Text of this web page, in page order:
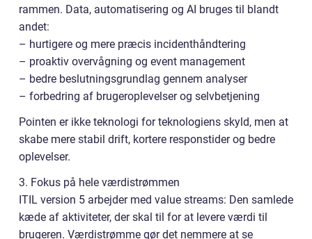
rammen. Data, automatisering og AI bruges til blandt
andet:
– hurtigere og mere præcis incidenthåndtering
– proaktiv overvågning og event management
– bedre beslutningsgrundlag gennem analyser
– forbedring af brugeroplevelser og selvbetjening
Pointen er ikke teknologi for teknologiens skyld, men at
skabe mere stabil drift, kortere responstider og bedre
oplevelser.
3. Fokus på hele værdistrømmen
ITIL version 5 arbejder med value streams: Den samlede
kæde af aktiviteter, der skal til for at levere værdi til
brugeren. Værdistrømme gør det nemmere at se